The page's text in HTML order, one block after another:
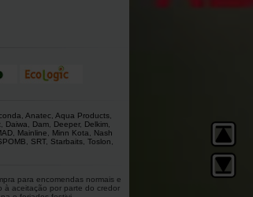
Anatec Aqua Products
, Daiwa Dam, Deeper, Delkim,
, Mainline Minn Kota
Nash
SRT, Starbaits, Toslon
para encomendas normais e
à aceitação por parte do credor